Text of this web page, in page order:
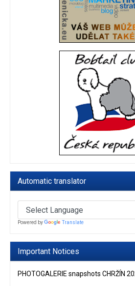
Automatic translator
Powered by Translate
Important Notices
PHOTOGALERIE snapshots CHRŽÍN